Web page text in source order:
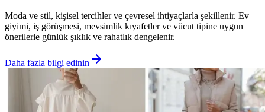
Moda ve stil, kişisel tercihler ve çevresel ihtiyaçlarla şekillenir. Ev
giyimi, iş görüşmesi, mevsimlik kıyafetler ve vücut tipine uygun
önerilerle günlük şıklık ve rahatlık dengelenir.
Daha fazla bilgi edinin